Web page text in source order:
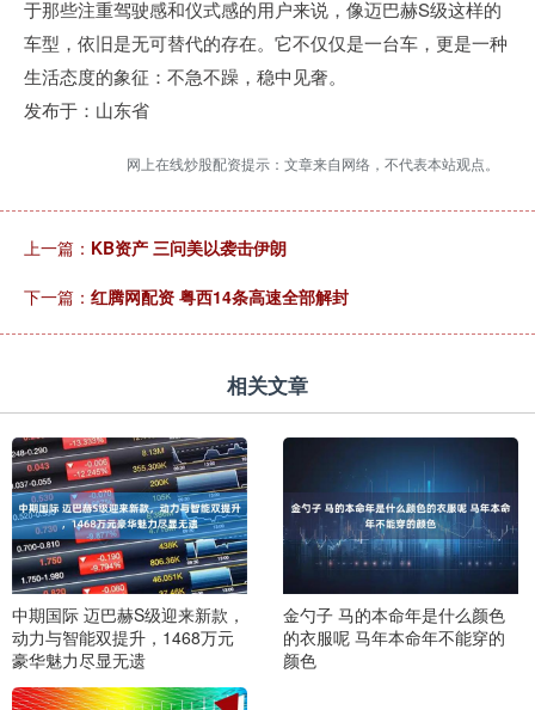
于那些注重驾驶感和仪式感的用户来说，像迈巴赫S级这样的
车型，依旧是无可替代的存在。它不仅仅是一台车，更是一种
生活态度的象征：不急不躁，稳中见奢。
发布于：山东省
网上在线炒股配资提示：文章来自网络，不代表本站观点。
上一篇： KB资产 三问美以袭击伊朗
下一篇： 红腾网配资 粤西14条高速全部解封
相关文章
中期国际 迈巴赫S级迎来新款，
动力与智能双提升，1468万元
豪华魅力尽显无遗
金勺子 马的本命年是什么颜色
的衣服呢 马年本命年不能穿的
颜色